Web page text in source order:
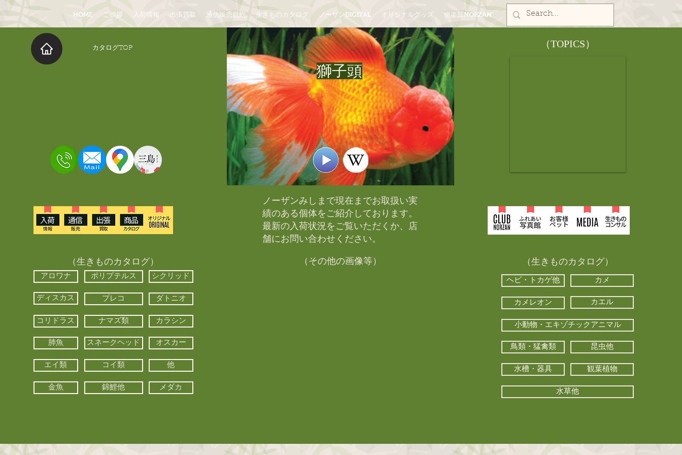
HOME ご挨拶 入荷情報 出張買取 通信販売規約 生きものカタログ ノーザンDIGITAL オリジナルグッズ 倶楽部NORZAN
​カタログTOP
獅子頭
​（TOPICS）
（生きものカタログ）
アロワナ ポリプテルス シクリッド
ディスカス プレコ ダトニオ
コリドラス ナマズ類 カラシン
肺魚 スネークヘッド オスカー
エイ類 コイ類 他
金魚 錦鯉他 メダカ
ノーザンみしまで現在までお取扱い実
績のある個体をご紹介しております。​
最新の入荷状況をご覧いただくか、店
舗にお問い合わせください。​
（その他の画像等） （生きものカタログ）
ヘビ・トカゲ他 カメ
カメレオン カエル
小動物・エキゾチックアニマル
鳥類・猛禽類 昆虫他
水槽・器具 観葉植物
水草他